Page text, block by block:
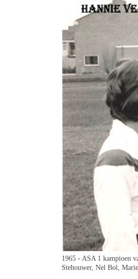
1965 - ASA 1 kampioen
Stehouwer, Nel Bol,